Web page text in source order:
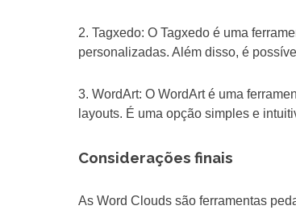
2. Tagxedo: O Tagxedo é uma
personalizadas. Além disso, é
3. WordArt: O WordArt é uma
layouts. É uma opção simples e
Considerações finais
As Word Clouds são ferramentas